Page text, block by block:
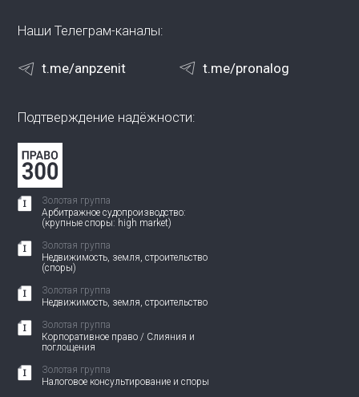
Наши Телеграм-каналы:
t.me/anpzenit t.me/pronalog
Подтверждение надёжности:
Золотая группа
Арбитражное судопроизводство:
(крупные споры: high market)
Золотая группа
Недвижимость, земля, строительство
(споры)
Золотая группа
Недвижимость, земля, строительство
Золотая группа
Корпоративное право / Слияния и
поглощения
Золотая группа
Налоговое консультирование и споры